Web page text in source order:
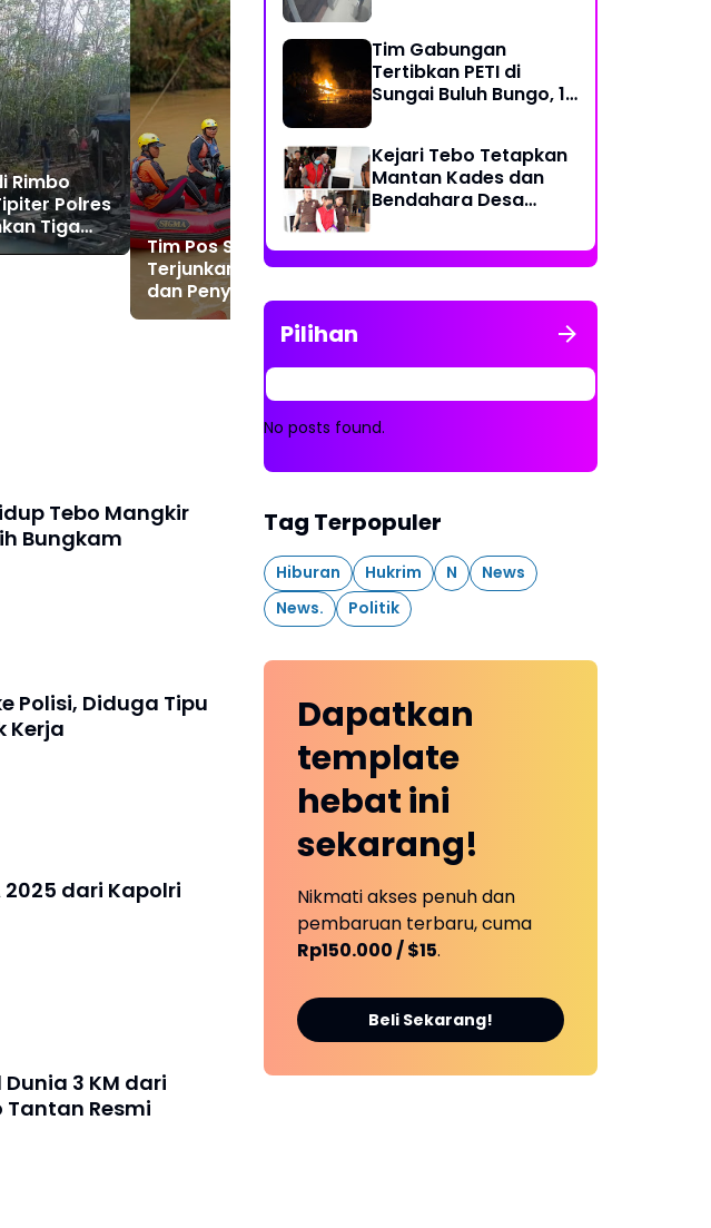
Rimbo
Polres
Tiga
dengan
Tim Pos SAR Bungo
Terjunkan Perahu Karet
dan Penyelam Cari Nenek
Zaimah yang Tenggelam
di Sungai Nalo Tantan
Tim Gabungan Tertibkan
PETI di Sungai Buluh
Penambangan Dibakar
Tebo Mangkir
Bungkam
Polisi, Diduga Tipu
Kerja
2025 dari Kapolri
3 KM dari
Tantan Resmi
Tim Gabungan
Tertibkan PETI di
Sungai Buluh Bungo, 15
Kejari Tebo Tetapkan
Mantan Kades dan
Bendahara Desa
Tersangka
Pengelolaan APBDes
Pilihan
No posts found.
Tag Terpopuler
Hiburan Hukrim N
News
News.
Politik
Dapatkan
template
hebat ini
sekarang!
Nikmati akses penuh dan
pembaruan terbaru, cuma
Rp150.000 / $15.
Beli Sekarang!